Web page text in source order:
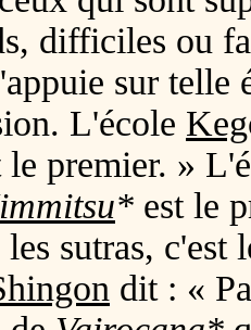
difficiles ou
sur telle
L'école
le premier. »
* est le
sutras, c'est
dit : «